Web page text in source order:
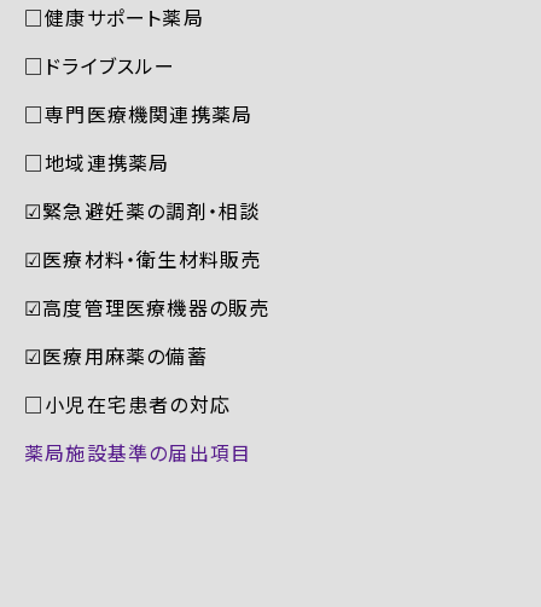
□健康サポート薬局
□ドライブスルー
□専門医療機関連携薬局
□地域連携薬局
☑︎緊急避妊薬の調剤・相談
☑︎医療材料・衛生材料販売
☑︎高度管理医療機器の販売
☑︎医療用麻薬の備蓄
□小児在宅患者の対応
薬局施設基準の届出項目